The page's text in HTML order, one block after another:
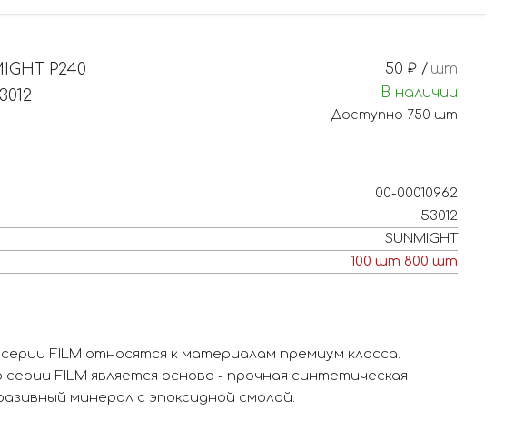
P240
00-00010962
53012
SUNMIGHT
100 шт 800 шт
FILM относятся к материалам премиум класса.
FILM является основа - прочная синтетическая
минерал с эпоксидной смолой.
50 ₽ / шт
В наличии
Доступно 750 шт